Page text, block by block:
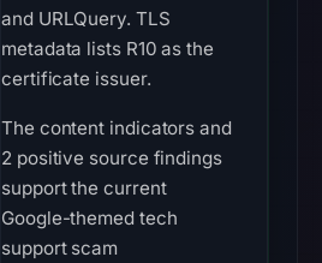
and URLQuery. TLS
metadata lists R10 as the
certificate issuer.
The content indicators and
2 positive source findings
support the current
Google-themed tech
support scam